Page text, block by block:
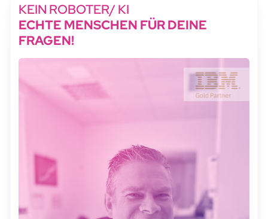
KEIN ROBOTER/ KI
ECHTE MENSCHEN FÜR DEINE
FRAGEN!